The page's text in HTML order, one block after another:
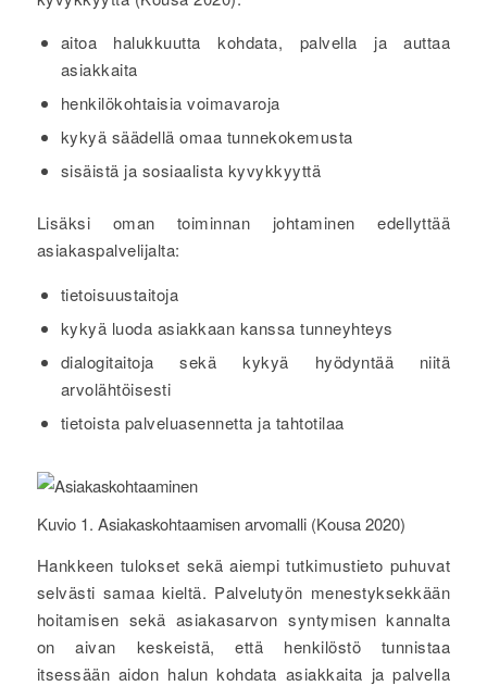
aitoa halukkuutta kohdata, palvella ja auttaa
asiakkaita
henkilökohtaisia voimavaroja
kykyä säädellä omaa tunnekokemusta
sisäistä ja sosiaalista kyvykkyyttä
Lisäksi oman toiminnan johtaminen edellyttää
asiakaspalvelijalta:
tietoisuustaitoja
kykyä luoda asiakkaan kanssa tunneyhteys
dialogitaitoja sekä kykyä hyödyntää niitä
arvolähtöisesti
tietoista palveluasennetta ja tahtotilaa
Kuvio 1. Asiakaskohtaamisen arvomalli (Kousa 2020)
Hankkeen tulokset sekä aiempi tutkimustieto puhuvat
selvästi samaa kieltä. Palvelutyön menestyksekkään
hoitamisen sekä asiakasarvon syntymisen kannalta
on aivan keskeistä, että henkilöstö tunnistaa
itsessään aidon halun kohdata asiakkaita ja palvella